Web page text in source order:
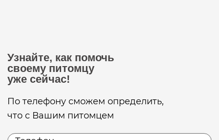
Узнайте, как помочь
своему питомцу
уже сейчас!
По телефону сможем определить,
что с Вашим питомцем